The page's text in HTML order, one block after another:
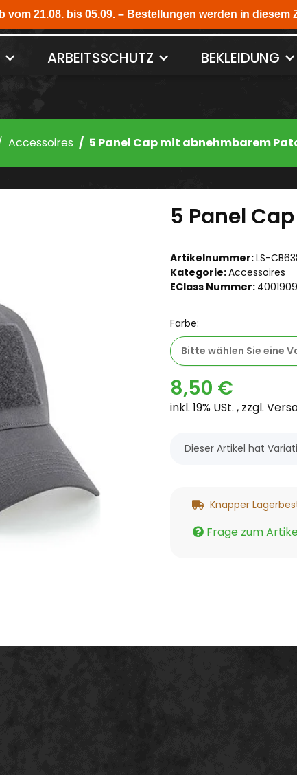
ARBEITSSCHUTZ BEKLEIDUNG
Accessoires 5 Panel Cap mit abnehmbarem
5 Panel
Artikelnummer:LS-
Kategorie:Accessoires
EClass Nummer:
Farbe:
Bitte wählen Sie eine
8,50 €
inkl. 19% USt. , zzgl.
x
Dieser Artikel hat
Knapper
Frage zum